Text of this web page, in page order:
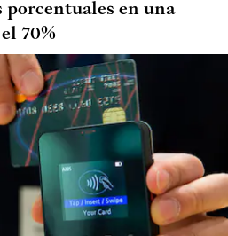
porcentuales en una
70%